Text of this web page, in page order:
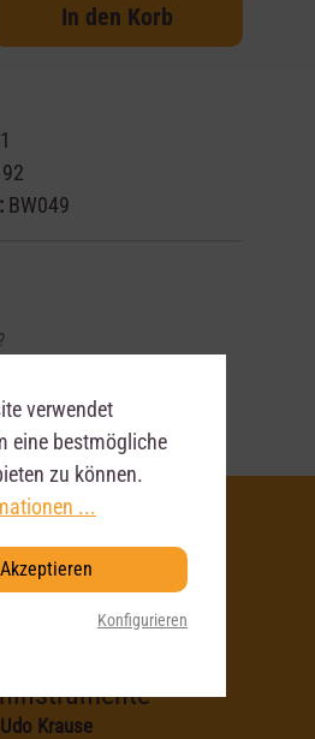
In den Korb
BW049
Udo Krause
verwendet
eine bestmögliche
zu können.
...
Akzeptieren
Konfigurieren